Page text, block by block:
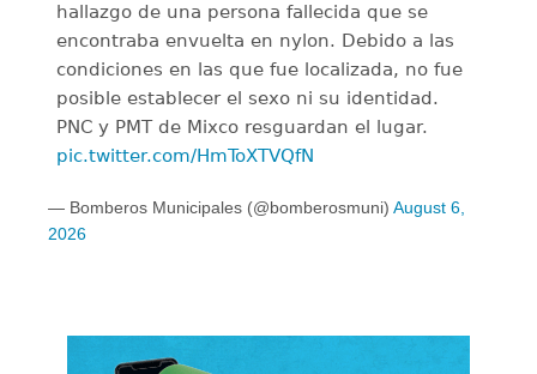
hallazgo de una persona fallecida que se
encontraba envuelta en nylon. Debido a las
condiciones en las que fue localizada, no fue
posible establecer el sexo ni su identidad.
PNC y PMT de Mixco resguardan el lugar.
pic.twitter.com/HmToXTVQfN
— Bomberos Municipales (@bomberosmuni) August 6,
2026